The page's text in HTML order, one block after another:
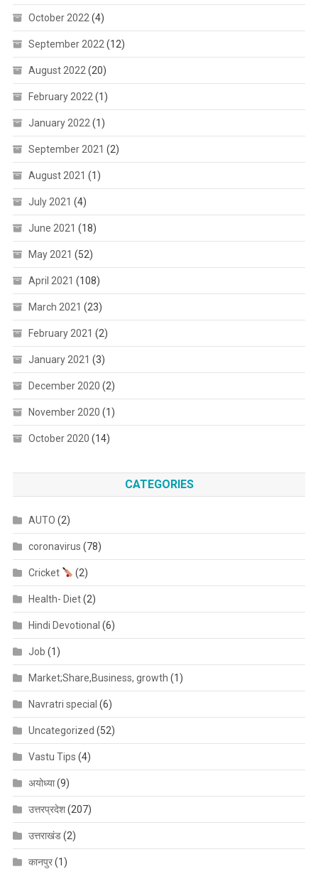
October 2022 (4)
September 2022 (12)
August 2022 (20)
February 2022 (1)
January 2022 (1)
September 2021 (2)
August 2021 (1)
July 2021 (4)
June 2021 (18)
May 2021 (52)
April 2021 (108)
March 2021 (23)
February 2021 (2)
January 2021 (3)
December 2020 (2)
November 2020 (1)
October 2020 (14)
CATEGORIES
AUTO (2)
coronavirus (78)
Cricket (2)
Health- Diet(2)
Hindi Devotional (6)
Job (1)
Market;Share,Business, growth (1)
Navratri special (6)
Uncategorized (52)
Vastu Tips (4)
अयोध्या(9)
उत्तरप्रदेश(207)
उत्तराखंड(2)
कानपुर(1)